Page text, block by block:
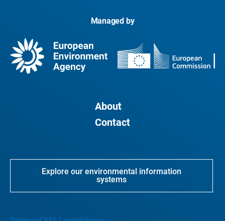
Managed by
About
Contact
Explore our environmental information
systems